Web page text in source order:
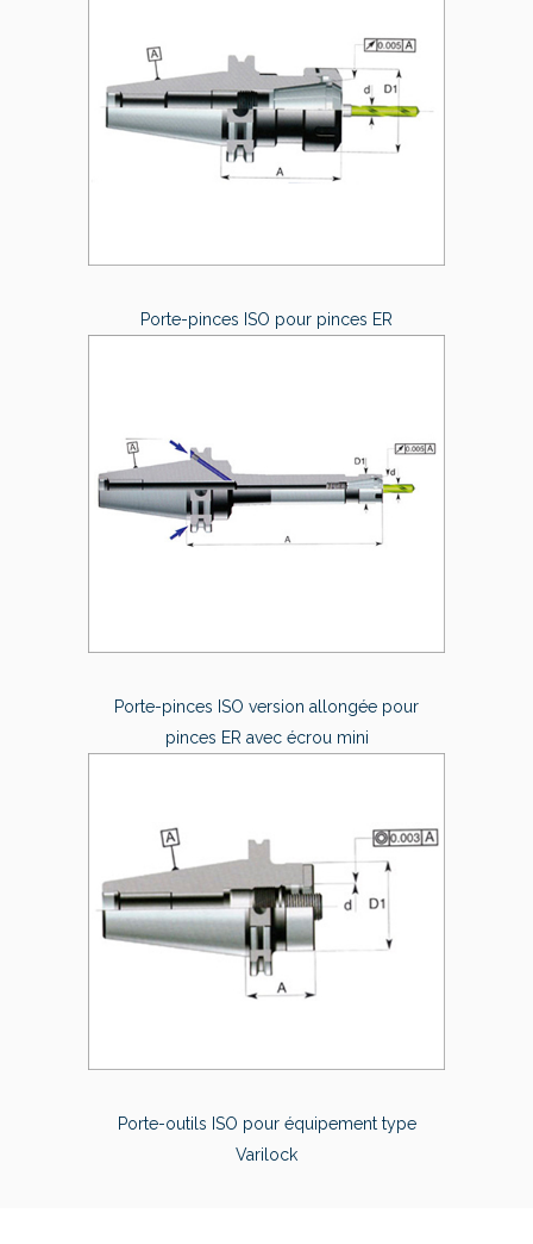
Porte-pinces ISO pour pinces ER
Porte-pinces ISO version allongée pour
pinces ER avec écrou mini
Porte-outils ISO pour équipement type
Varilock